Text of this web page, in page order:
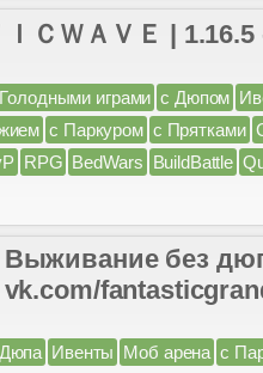
ＣＷＡＶＥ | 1.16.5
играми с Дюпом
с Паркуром с Прятками
RPG BedWars BuildBattle
Выживание без
Ивенты Моб арена с